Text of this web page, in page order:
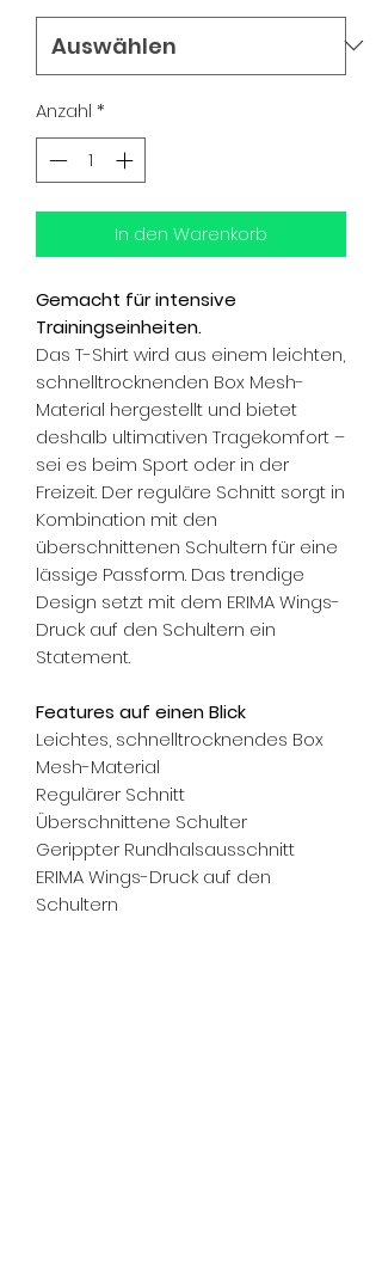
Anzahl *
In den Warenkorb
Gemacht für intensive
Trainingseinheiten.
Das T-Shirt wird aus einem leichten,
schnelltrocknenden Box Mesh-
Material hergestellt und bietet
deshalb ultimativen Tragekomfort –
sei es beim Sport oder in der
Freizeit. Der reguläre Schnitt sorgt in
Kombination mit den
überschnittenen Schultern für eine
lässige Passform. Das trendige
Design setzt mit dem ERIMA Wings-
Druck auf den Schultern ein
Statement.
Features auf einen Blick
Leichtes, schnelltrocknendes Box
Mesh-Material
Regulärer Schnitt
Überschnittene Schulter
Gerippter Rundhalsausschnitt
ERIMA Wings-Druck auf den
Schultern